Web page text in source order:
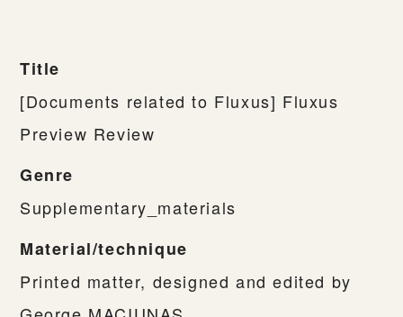
Title
[Documents related to Fluxus] Fluxus
Preview Review
Genre
Supplementary_materials
Material/technique
Printed matter, designed and edited by